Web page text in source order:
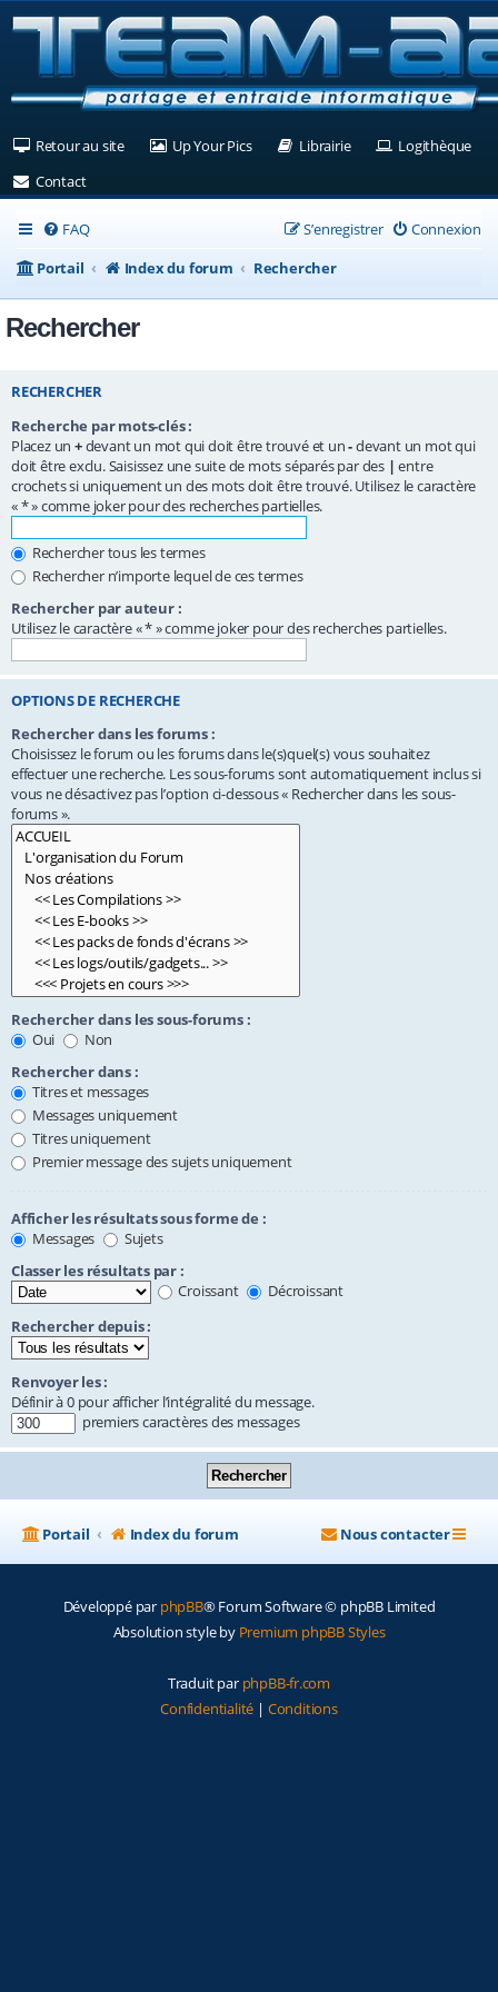
Retour au site(Ouvre un nouvel onglet)
Up Your Pics(Ouvre un nouvel onglet)
Librairie(Ouvre un nouvel
Logithèque
Contact(Ouvre un nouvel onglet)
FAQ Connexion
S’enregistrer
Portail
Index du forum Rechercher
Rechercher
RECHERCHER
Recherche par mots-clés :
Placez un +devant un mot qui doit être trouvé et un-devant un mot qui
doit être exclu. Saisissez une suite de mots séparés par des | entre
crochets si uniquement un des mots doit être trouvé. Utilisez le caractère
« * » comme joker pour des recherches partielles.
Rechercher tous les termes
Rechercher n’importe lequel de ces termes
Rechercher par auteur :
Utilisez le caractère « * » comme joker pour des recherches partielles.
OPTIONS DE RECHERCHE
Rechercher dans les forums :
Choisissez le forum ou les forums dans le(s)quel(s) vous souhaitez
effectuer une recherche. Les sous-forums sont automatiquement inclus si
vous ne désactivez pas l’option ci-dessous « Rechercher dans les sous-
forums ».
Rechercher dans les sous-forums :
Oui
Non
Rechercher dans :
Titres et messages
Messages uniquement
Titres uniquement
Premier message des sujets uniquement
Afficher les résultats sous forme de :
Messages
Sujets
Classer les résultats par :
Croissant
Décroissant
Rechercher depuis :
Renvoyer les :
Définir à 0 pour afficher l’intégralité du message.
premiers caractères des messages
Portail Index du forum Nous contacter
Développé par phpBB® Forum Software © phpBB Limited
Absolution style by Premium phpBB Styles
Traduit par phpBB-fr.com
Confidentialité | Conditions